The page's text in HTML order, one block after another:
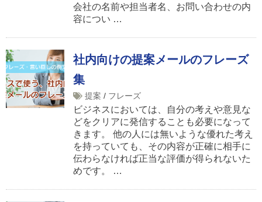
会社の名前や担当者名、お問い合わせの内
容につい …
社内向けの提案メールのフレーズ
集
提案 / フレーズ
ビジネスにおいては、自分の考えや意見な
どをクリアに発信することも必要になって
きます。 他の人には無いような優れた考え
を持っていても、その内容が正確に相手に
伝わらなければ正当な評価が得られないた
めです。 …